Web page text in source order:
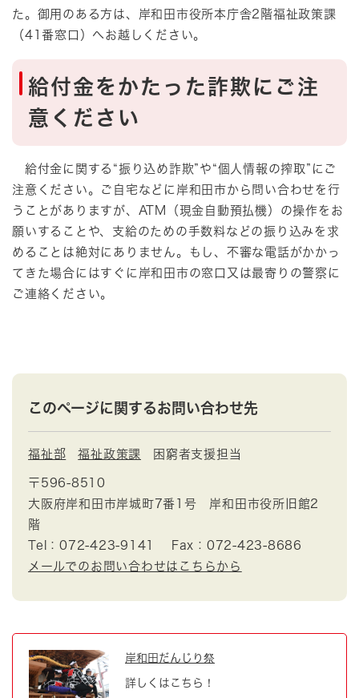
た。御用のある方は、岸和田市役所本庁舎​2階福祉政策課
（41番窓口）へお越しください。
給付金をかたった詐欺にご注
意ください
給付金に関する“振り込め詐欺”や“個人情報の搾取”にご
注意ください。ご自宅などに岸和田市から問い合わせを行
うことがありますが、ATM（現金自動預払機）の操作をお
願いすることや、支給のための手数料などの振り込みを求
めることは絶対にありません。もし、不審な電話がかかっ
てきた場合にはすぐに岸和田市の窓口又は最寄りの警察に
ご連絡ください。
このページに関するお問い合わせ先
福祉部 福祉政策課 困窮者支援担当
〒596-8510
大阪府岸和田市岸城町7番1号 岸和田市役所旧館2
階
Tel：072-423-9141
Fax：072-423-8686
メールでのお問い合わせはこちらから
岸和田だんじり祭
詳しくはこちら！